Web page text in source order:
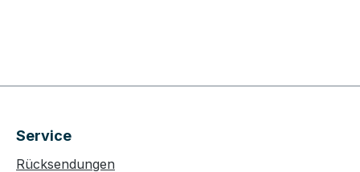
Service
Rücksendungen